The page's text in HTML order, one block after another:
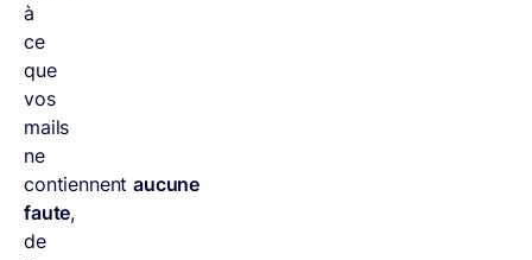
à
ce
que
vos
mails
ne
contiennentaucune
faute,
de